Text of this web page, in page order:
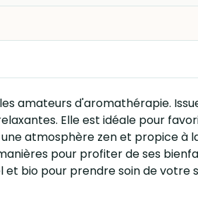
amateurs d'aromathérapie.
Elle est idéale pour
atmosphère zen et propice à
pour profiter de ses
et bio pour prendre soin de